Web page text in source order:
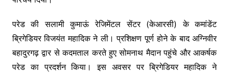
परेड की सलामी कुमाऊं रेजिमेंटल सेंटर (केआरसी) के कमांडेंट
ब्रिगेडियर विजयंत महादिक ने ली। प्रशिक्षण पूर्ण होने के बाद अग्निवीर
बहादुरगढ़ द्वार से कदमताल करते हुए सोमनाथ मैदान पहुंचे और आकर्षक
परेड का प्रदर्शन किया। इस अवसर पर ब्रिगेडियर महादिक ने